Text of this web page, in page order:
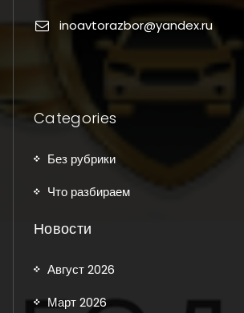
inoavtorazbor@yandex.ru
Categories
Без рубрики
Что разбираем
Новости
Август 2026
Март 2026